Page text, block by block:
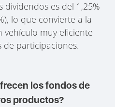
es del 1,25%
lo que convierte a la
vehículo muy eficiente
de participaciones.
los fondos de
productos?